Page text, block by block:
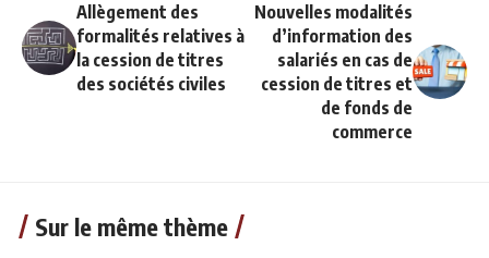
Allègement des
formalités relatives à
la cession de titres
des sociétés civiles
Nouvelles modalités
d’information des
salariés en cas de
cession de titres et
de fonds de
commerce
Sur le même thème